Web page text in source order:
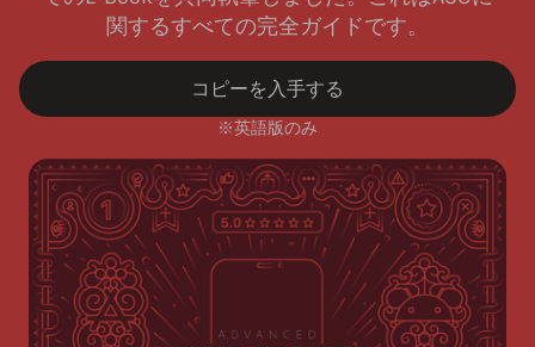
関するすべての完全ガイドです。
コピーを入手する
※英語版のみ